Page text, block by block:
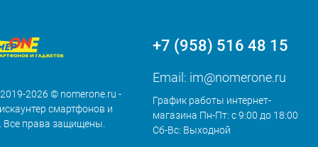
2026 © nomerone.ru -
смартфонов и
Все права защищены.
+7 (958) 516 48 15
Email: im@nomerone.ru
График работы интернет-
магазина Пн-Пт: с 9:00 до 18:00
Сб-Вс: Выходной